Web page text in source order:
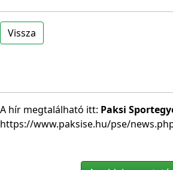
Vissza
A hír megtalálható itt: Paksi
https://www.paksise.hu/pse/